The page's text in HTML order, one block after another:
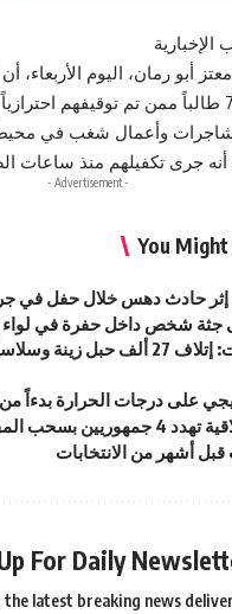
الإخبارية
أبو رمان، اليوم الأربعاء، أن
أفرجت عن 76 طالباً ممن تم توقيفهم
وأعمال شغب في محيط
أنه جرى تكفيلهم منذ ساعات
- Advertisement -
You
إثر حادث دهس خلال حفل في
جثة شخص داخل حفرة في لواء
على درجات الحرارة بدءاً من
فضائح أخلاقية تهدد 4
أشهر من الانتخابات
For Daily
the latest breaking news